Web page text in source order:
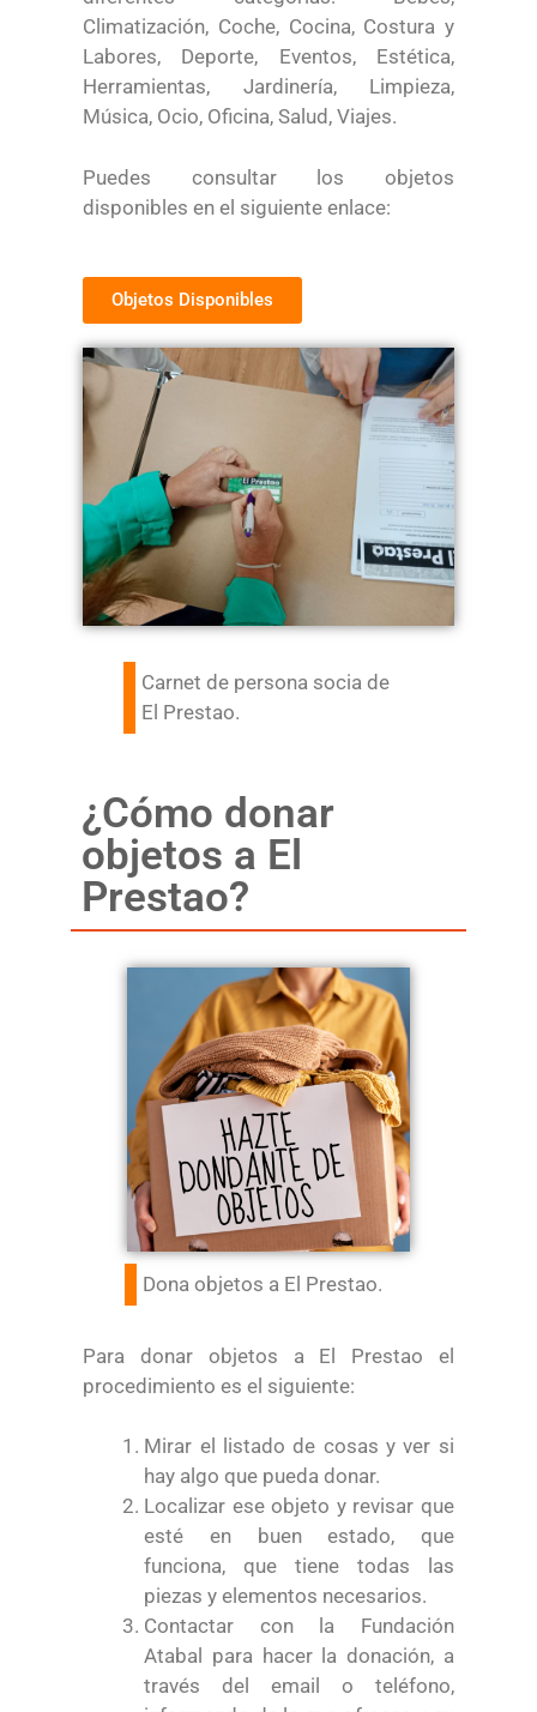
Climatización, Coche, Cocina, Costura y
Labores, Deporte, Eventos, Estética,
Herramientas, Jardinería, Limpieza,
Música, Ocio, Oficina, Salud, Viajes.
Puedes consultar los objetos
disponibles en el siguiente enlace:
Objetos Disponibles
Carnet de persona socia de
El Prestao.
¿Cómo donar
objetos a El
Prestao?
Dona objetos a El Prestao.
Para donar objetos a El Prestao el
procedimiento es el siguiente:
Mirar el listado de cosas y ver si
hay algo que pueda donar.
Localizar ese objeto y revisar que
esté en buen estado, que
funciona, que tiene todas las
piezas y elementos necesarios.
Contactar con la Fundación
Atabal para hacer la donación, a
través del email o teléfono,